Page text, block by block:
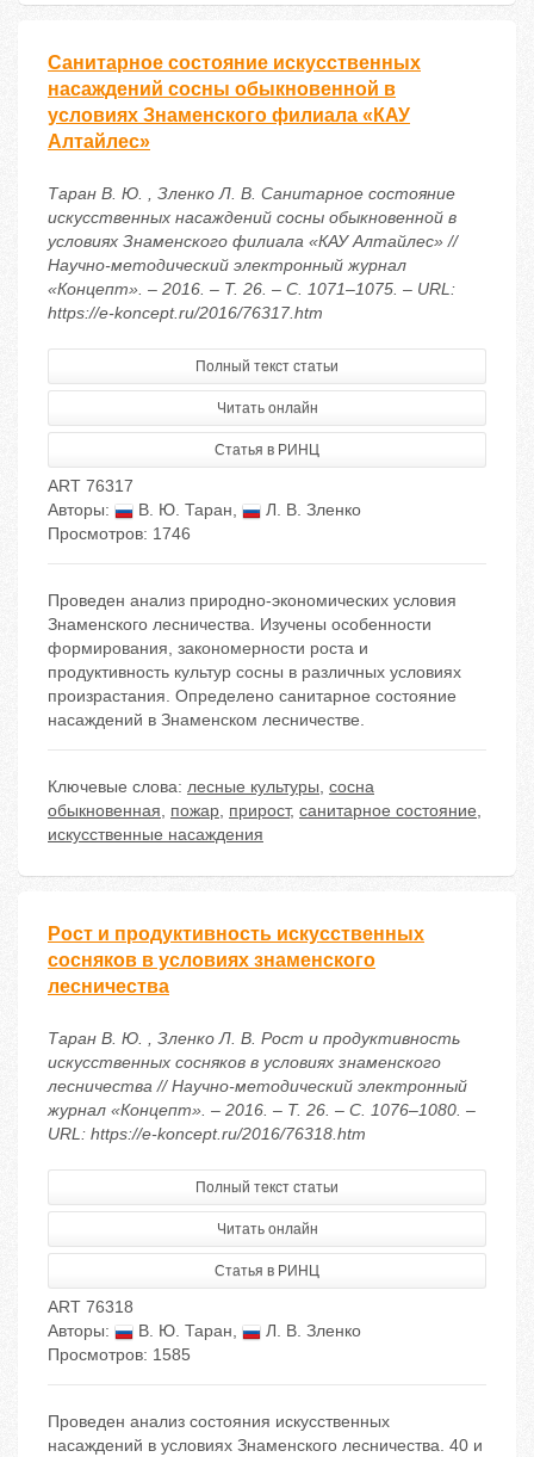
Санитарное состояние искусственных
насаждений сосны обыкновенной в
условиях Знаменского филиала «КАУ
Алтайлес»
Таран В. Ю. , Зленко Л. В. Санитарное состояние
искусственных насаждений сосны обыкновенной в
условиях Знаменского филиала «КАУ Алтайлес» //
Научно-методический электронный журнал
«Концепт». – 2016. – Т. 26. – С. 1071–1075. – URL:
https://e-koncept.ru/2016/76317.htm
Полный текст статьи
Читать онлайн
Статья в РИНЦ
ART 76317
Авторы:
В. Ю. Таран,
Л. В. Зленко
Просмотров: 1746
Проведен анализ природно-экономических условия
Знаменского лесничества. Изучены особенности
формирования, закономерности роста и
продуктивность культур сосны в различных условиях
произрастания. Определено санитарное состояние
насаждений в Знаменском лесничестве.
Ключевые слова: лесные культуры, сосна
обыкновенная, пожар, прирост, санитарное состояние,
искусственные насаждения
Рост и продуктивность искусственных
сосняков в условиях знаменского
лесничества
Таран В. Ю. , Зленко Л. В. Рост и продуктивность
искусственных сосняков в условиях знаменского
лесничества // Научно-методический электронный
журнал «Концепт». – 2016. – Т. 26. – С. 1076–1080. –
URL: https://e-koncept.ru/2016/76318.htm
Полный текст статьи
Читать онлайн
Статья в РИНЦ
ART 76318
Авторы:
В. Ю. Таран,
Л. В. Зленко
Просмотров: 1585
Проведен анализ состояния искусственных
насаждений в условиях Знаменского лесничества. 40 и